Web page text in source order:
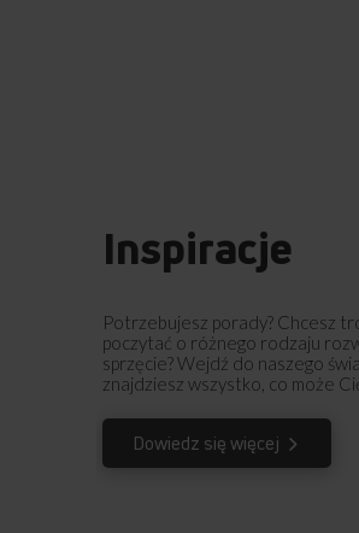
Inspiracje
Potrzebujesz porady? Chcesz
poczytać o różnego rodzaju
sprzęcie? Wejdź do naszego
znajdziesz wszystko, co może
Dowiedz się więcej